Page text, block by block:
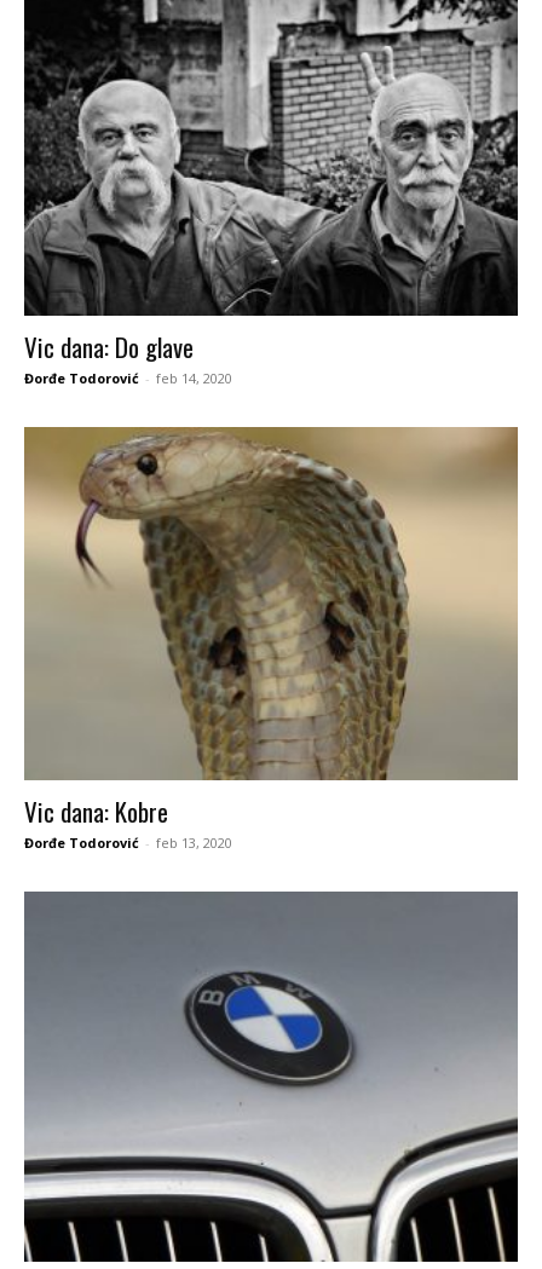
Vic dana: Do glave
Đorđe Todorović - feb 14, 2020
Vic dana: Kobre
Đorđe Todorović - feb 13, 2020